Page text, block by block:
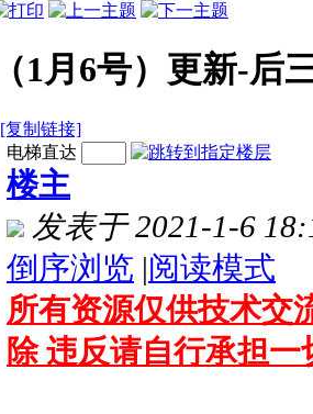
（1月6号）更新-
[复制链接]
电梯直达
楼主
发表于 2021-1-6
倒序浏览 |阅读模式
所有资源仅供技术交
除 违反请自行承担